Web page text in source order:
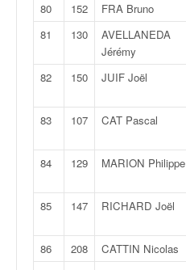
80 152 FRA Bruno
81
130
AVELLANEDA
Jérémy
82 150 JUIF Joël
83 107 CAT Pascal
84 129 MARION Philippe
85 147 RICHARD Joël
86 208 CATTIN Nicolas